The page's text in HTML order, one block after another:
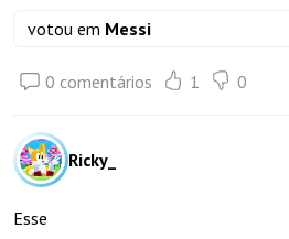
votou em Messi
0 comentários 1 0
Ricky_
Esse